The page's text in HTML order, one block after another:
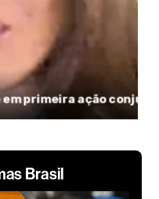
Brasil